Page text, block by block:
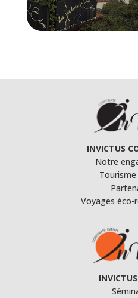
INVICTUS
Notre
Voyages éco-